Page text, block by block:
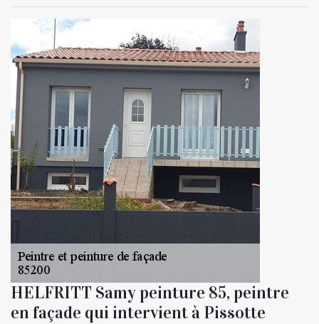
HELFRITT Samy peinture 85, peintre
en façade qui intervient à Pissotte